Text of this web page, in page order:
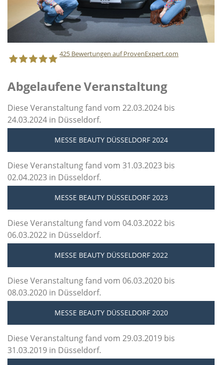
Staff Direct GmbH
425 Bewertungen auf ProvenExpert.com
Abgelaufene Veranstaltung
Diese Veranstaltung fand vom 22.03.2024 bis
24.03.2024 in Düsseldorf.
MESSE BEAUTY DÜSSELDORF 2024
Diese Veranstaltung fand vom 31.03.2023 bis
02.04.2023 in Düsseldorf.
MESSE BEAUTY DÜSSELDORF 2023
Diese Veranstaltung fand vom 04.03.2022 bis
06.03.2022 in Düsseldorf.
MESSE BEAUTY DÜSSELDORF 2022
Diese Veranstaltung fand vom 06.03.2020 bis
08.03.2020 in Düsseldorf.
MESSE BEAUTY DÜSSELDORF 2020
Diese Veranstaltung fand vom 29.03.2019 bis
31.03.2019 in Düsseldorf.